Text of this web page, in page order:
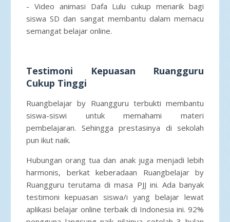
- Video animasi Dafa Lulu cukup menarik bagi
siswa SD dan sangat membantu dalam memacu
semangat belajar online.
Testimoni Kepuasan Ruangguru
Cukup Tinggi
Ruangbelajar by Ruangguru terbukti membantu
siswa-siswi untuk memahami materi
pembelajaran. Sehingga prestasinya di sekolah
pun ikut naik.
Hubungan orang tua dan anak juga menjadi lebih
harmonis, berkat keberadaan Ruangbelajar by
Ruangguru terutama di masa PJJ ini. Ada banyak
testimoni kepuasan siswa/i yang belajar lewat
aplikasi belajar online terbaik di Indonesia ini. 92%